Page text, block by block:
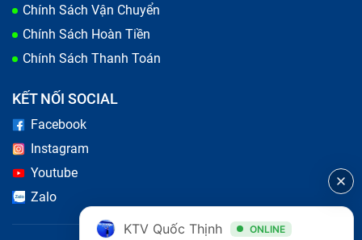
Lưu ý khi thay pin tablet
Tại sao Bảo Hành One là địa điểm uy
tín thay pin tablet iPad Air 5 M1 (đã
bao gồm công)?
Luôn luôn là hàng chính hãng:
tín lên hàng đầu và cam kết không sử dụng hàng giả,
hàng nhái, hàng kém chất lượng. Mỗi viên pin tablet
iPad Air 5 M1 (đã bao gồm công) đều có nguồn gốc
Chính Sách Vận Chuyển
Chính Sách Hoàn Tiền
Chính Sách Thanh Toán
KẾT NỐI SOCIAL
Facebook
Instagram
Youtube
Zalo
KTV Quốc Thịnh ONLINE